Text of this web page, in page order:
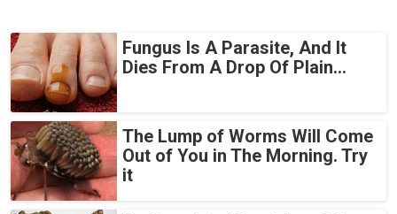
Fungus Is A Parasite, And It
Dies From A Drop Of Plain...
The Lump of Worms Will Come
Out of You in The Morning. Try
it